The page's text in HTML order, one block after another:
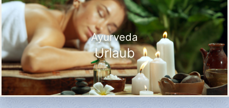
Ayurveda
Urlaub